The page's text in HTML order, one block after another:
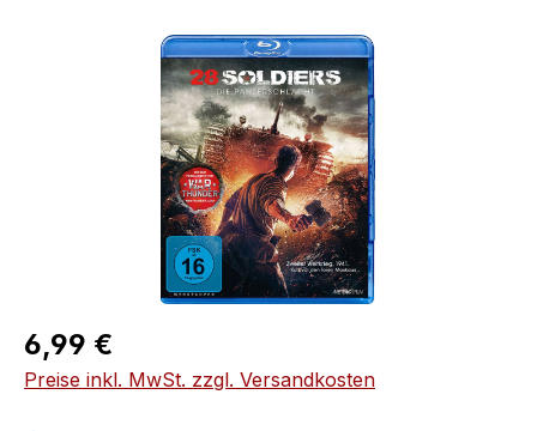
Bildergalerie überspringen
Regulärer Preis:
6,99 €
Preise inkl. MwSt. zzgl. Versandkosten